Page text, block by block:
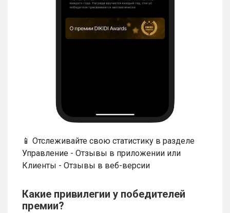
📱 Отслеживайте свою статистику в разделе
Управление - Отзывы в приложении или
Клиенты - Отзывы в веб-версии
Какие привилегии у победителей
премии?